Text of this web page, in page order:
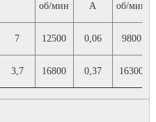
об/мин А об/мин
7 12500 0,06 9800
3,7 16800 0,37 16300